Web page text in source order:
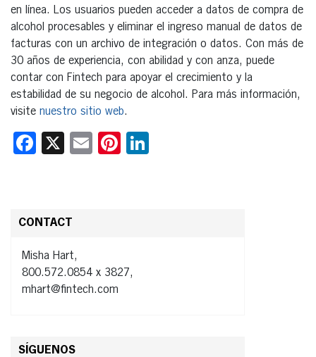
en línea. Los usuarios pueden acceder a datos de compra de
alcohol procesables y eliminar el ingreso manual de datos de
facturas con un archivo de integración o datos. Con más de
30 años de experiencia, con abilidad y con anza, puede
contar con Fintech para apoyar el crecimiento y la
estabilidad de su negocio de alcohol. Para más información,
visite nuestro sitio web.
Facebook
X EmailPinterest
CONTACT
Misha Hart,
800.572.0854 x 3827,
mhart@fintech.com
SÍGUENOS